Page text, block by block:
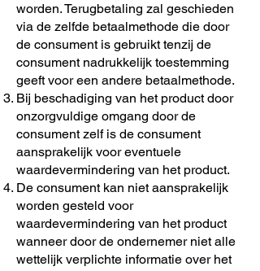
worden. Terugbetaling zal geschieden
via de zelfde betaalmethode die door
de consument is gebruikt tenzij de
consument nadrukkelijk toestemming
geeft voor een andere betaalmethode.
Bij beschadiging van het product door
onzorgvuldige omgang door de
consument zelf is de consument
aansprakelijk voor eventuele
waardevermindering van het product.
De consument kan niet aansprakelijk
worden gesteld voor
waardevermindering van het product
wanneer door de ondernemer niet alle
wettelijk verplichte informatie over het